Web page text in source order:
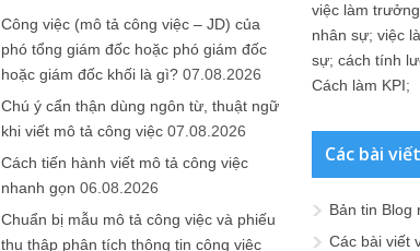
Công việc (mô tả công việc – JD) của
phó tổng giám đốc hoặc phó giám đốc
hoặc giám đốc khối là gì? 07.08.2026
Chú ý cẩn thận dùng ngôn từ, thuật ngữ
khi viết mô tả công việc 07.08.2026
Cách tiến hành viết mô tả công việc
nhanh gọn 06.08.2026
Chuẩn bị mẫu mô tả công việc và phiếu
thu thập phân tích thông tin công việc
việc làm
nhân sự; việc
sự; cách tính
Cách làm KPI;
Các bài
Bản tin Blog
Các bài viết